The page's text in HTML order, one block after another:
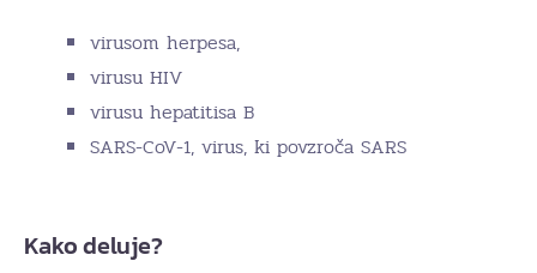
virusom herpesa,
virusu HIV
virusu hepatitisa B
SARS-CoV-1, virus, ki povzroča SARS
Kako deluje?